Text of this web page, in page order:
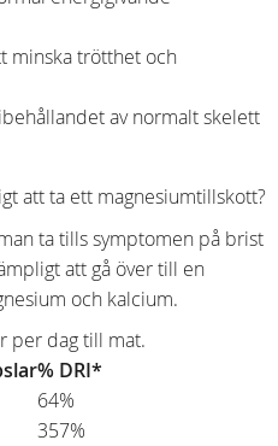
minska trötthet och
av normalt skelett
att ta ett magnesiumtillskott?
ta tills symptomen på brist
att gå över till en
och kalcium.
per dag till mat.
% DRI*
64%
357%